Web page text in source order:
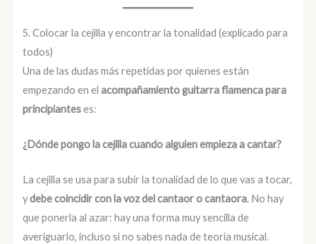
5. Colocar la cejilla y encontrar la tonalidad (explicado para
todos)
Una de las dudas más repetidas por quienes están
empezando en elacompañamiento guitarra flamenca para
principianteses:
¿Dónde pongo la cejilla cuando alguien empieza a cantar?
La cejilla se usa para subir la tonalidad de lo que vas a tocar,
ydebe coincidir con la voz del cantaor o cantaora. No hay
que ponerla al azar: hay una forma muy sencilla de
averiguarlo, incluso si no sabes nada de teoría musical.